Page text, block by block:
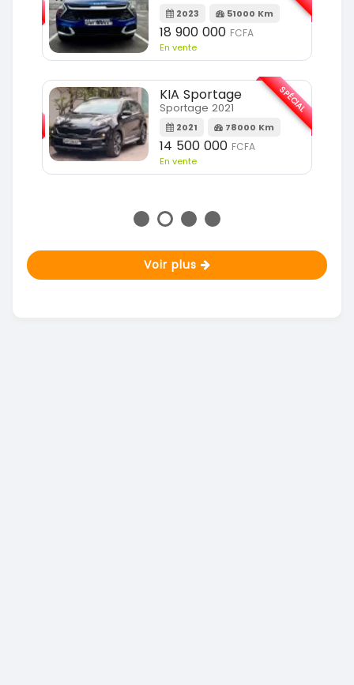
2023 51000 Km
18 900 000 FCFA
En vente
KIA Sportage
Sportage 2021
2021 78000 Km
14 500 000 FCFA
En vente
SPÉCIAL
Voir plus